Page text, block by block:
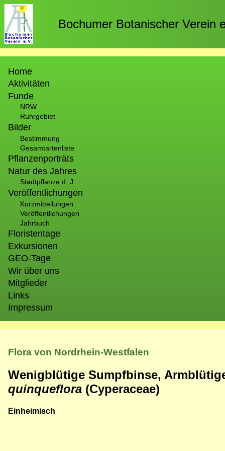
Direkt
zum
Inhalt
Bochumer Botanischer Verein
Home
Aktivitäten
Funde
NRW
Ruhrgebiet
Bilder
Bestimmung
Gesamtartenliste
Pflanzenporträts
Natur des Jahres
Stadtpflanze d. J.
Veröffentlichungen
Kurzmitteilungen
Veröffentlichungen
Jahrbuch
Floristentage
Exkursionen
GEO-Tage
Wir über uns
Mitglieder
Links
Impressum
Flora von Nordrhein-Westfalen
Wenigblütige Sumpfbinse,
quinqueflora (Cyperaceae)
Einheimisch